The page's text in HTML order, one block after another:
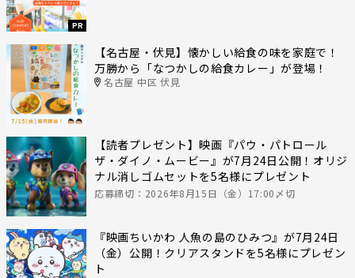
PR
【名古屋・伏見】懐かしい給食の味を家庭で！
万勝から「なつかしの給食カレー」が登場！
名古屋 中区 伏見
【読者プレゼント】映画『パウ・パトロール
ザ・ダイノ・ムービー』が7月24日公開！オリジ
ナル消しゴムセットを5名様にプレゼント
応募締切：2026年8月15日（金）17:00〆切
『映画ちいかわ 人魚の島のひみつ』が7月24日
（金）公開！クリアスタンドを5名様にプレゼン
ト